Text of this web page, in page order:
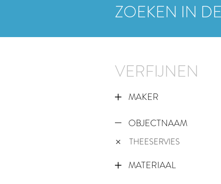
ZOEKEN IN
VERFIJNEN
MAKER
OBJECTNAAM
THEESERVIES
MATERIAAL